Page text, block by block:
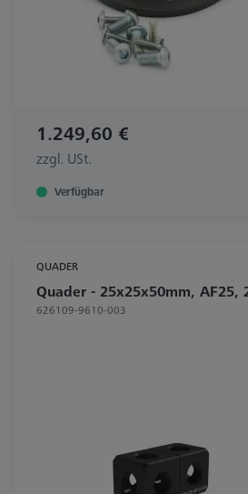
1.249,60 €
zzgl. USt.
Verfügbar
QUADER
Quader - 25x25x50mm, AF25,
626109-9610-003